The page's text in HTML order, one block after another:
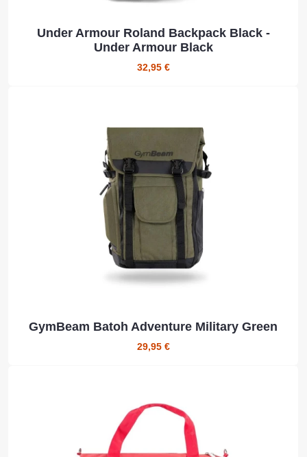
Under Armour Roland Backpack Black -
Under Armour Black
32,95 €
GymBeam Batoh Adventure Military Green
29,95 €